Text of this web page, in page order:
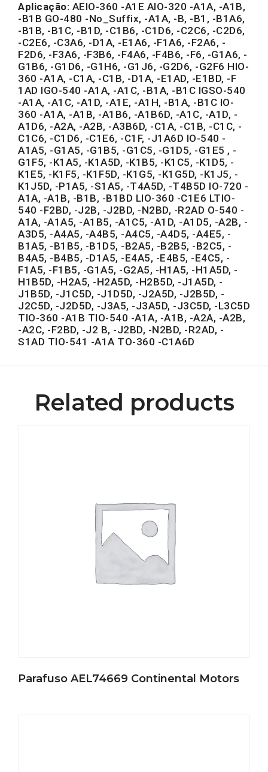
Aplicação: AEIO-360 -A1E AIO-320 -A1A, -A1B,
-B1B GO-480 -No_Suffix, -A1A, -B, -B1, -B1A6,
-B1B, -B1C, -B1D, -C1B6, -C1D6, -C2C6, -C2D6,
-C2E6, -C3A6, -D1A, -E1A6, -F1A6, -F2A6, -
F2D6, -F3A6, -F3B6, -F4A6, -F4B6, -F6, -G1A6, -
G1B6, -G1D6, -G1H6, -G1J6, -G2D6, -G2F6 HIO-
360 -A1A, -C1A, -C1B, -D1A, -E1AD, -E1BD, -F
1AD IGO-540 -A1A, -A1C, -B1A, -B1C IGSO-540
-A1A, -A1C, -A1D, -A1E, -A1H, -B1A, -B1C IO-
360 -A1A, -A1B, -A1B6, -A1B6D, -A1C, -A1D, -
A1D6, -A2A, -A2B, -A3B6D, -C1A, -C1B, -C1C, -
C1C6, -C1D6, -C1E6, -C1F, -J1A6D IO-540 -
A1A5, -G1A5, -G1B5, -G1C5, -G1D5, -G1E5 , -
G1F5, -K1A5, -K1A5D, -K1B5, -K1C5, -K1D5, -
K1E5, -K1F5, -K1F5D, -K1G5, -K1G5D, -K1J5, -
K1J5D, -P1A5, -S1A5, -T4A5D, -T4B5D IO-720 -
A1A, -A1B, -B1B, -B1BD LIO-360 -C1E6 LTIO-
540 -F2BD, -J2B, -J2BD, -N2BD, -R2AD O-540 -
A1A, -A1A5, -A1B5, -A1C5, -A1D, -A1D5, -A2B, -
A3D5, -A4A5, -A4B5, -A4C5, -A4D5, -A4E5, -
B1A5, -B1B5, -B1D5, -B2A5, -B2B5, -B2C5, -
B4A5, -B4B5, -D1A5, -E4A5, -E4B5, -E4C5, -
F1A5, -F1B5, -G1A5, -G2A5, -H1A5, -H1A5D, -
H1B5D, -H2A5, -H2A5D, -H2B5D, -J1A5D, -
J1B5D, -J1C5D, -J1D5D, -J2A5D, -J2B5D, -
J2C5D, -J2D5D, -J3A5, -J3A5D, -J3C5D, -L3C5D
TIO-360 -A1B TIO-540 -A1A, -A1B, -A2A, -A2B,
-A2C, -F2BD, -J2 B, -J2BD, -N2BD, -R2AD, -
S1AD TIO-541 -A1A TO-360 -C1A6D
Related products
Parafuso AEL74669 Continental Motors